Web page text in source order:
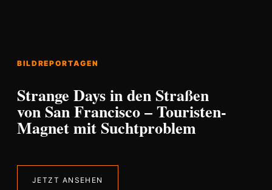
BILDREPORTAGEN
Strange Days in den Straßen
von San Francisco – Touristen-
Magnet mit Suchtproblem
JETZT ANSEHEN